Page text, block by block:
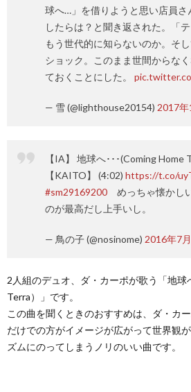
球へ…」を借りようと思い店員さ
したらは？と聞き返された。「
もう世代的に知らないのか。そ
ショック。このまま世間からな
ておくことにした。
— 雪 (@lighthouse20154) 2017年
【IA】 地球へ･･･(Coming Home
【KAITO】 (4:02) https://t.co/
#sm29169200 めっちゃ懐かし
のが最高だし上手いし。
— 鳥の子 (@nosinome) 2016年7
2人組のデュオ、ダ・カーポが歌う「地
Terra）」です。
この曲を聞くときのおすすめは、ダ・カ
だけでの方がイメージが広がって世界観
ズムにのってしまうノリのいい曲です。